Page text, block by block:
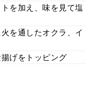
を加え、味を見て塩
を通したオクラ、イ
げをトッピング